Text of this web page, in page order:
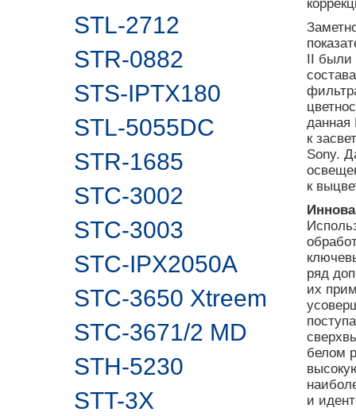
STL-2712
STR-0882
STS-IPTX180
STL-5055DC
STR-1685
STC-3002
STC-3003
STC-IPX2050A
STC-3650 Xtreem
STC-3671/2 MD
STH-5230
STT-3X
II были
данная
к
Sony.
к
ряд
их
белом
и